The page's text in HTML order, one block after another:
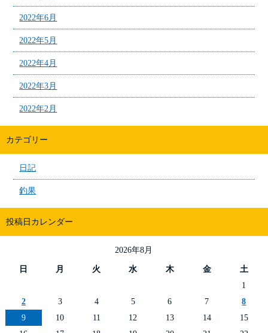
2022年6月
2022年5月
2022年4月
2022年3月
2022年2月
カテゴリー
日記
釣果
投稿日カレンダー
2026年8月
日 月 火 水 木 金
土
1
2
3 4 5 6 7
8
9
10 11 12 13 14
15